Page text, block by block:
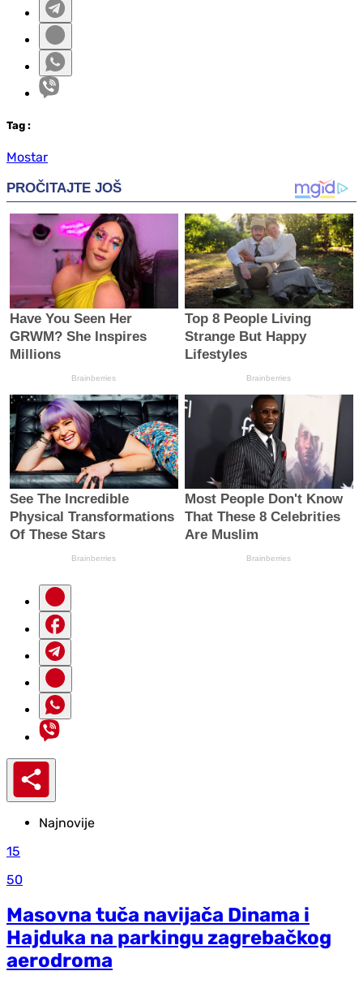
Tag :
Mostar
Najnovije
15
50
Masovna tuča navijača Dinama i
Hajduka na parkingu zagrebačkog
aerodroma